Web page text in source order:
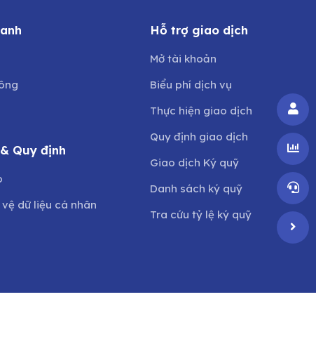
Quy định
dữ liệu cá nhân
Hỗ trợ giao dịch
Mở tài khoản
Biểu phí dịch vụ
Thực hiện giao dịch
Quy định giao dịch
Giao dịch Ký quỹ
Danh sách ký quỹ
Tra cứu tỷ lệ ký quỹ